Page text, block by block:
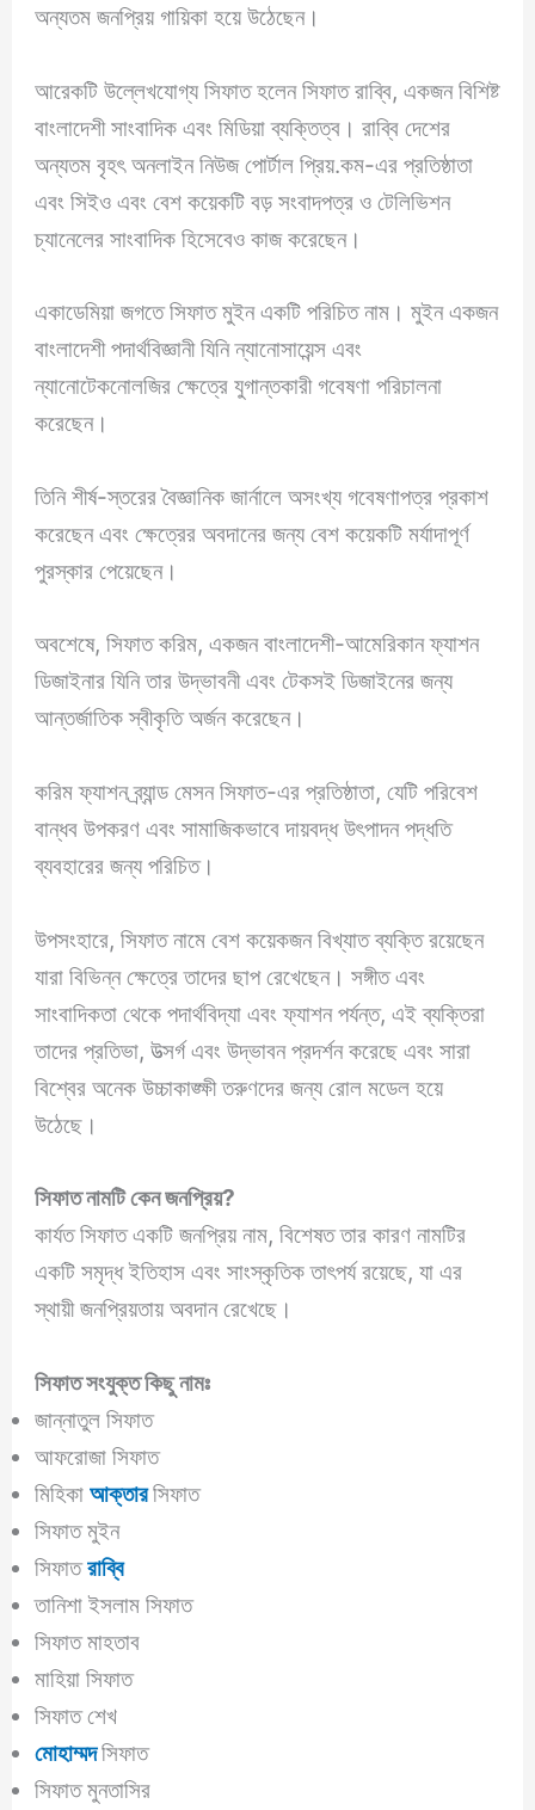
অন্যতম জনপ্রিয় গায়িকা হয়ে উঠেছেন।
আরেকটি উল্লেখযোগ্য সিফাত হলেন সিফাত রাব্বি, একজন বিশিষ্ট
বাংলাদেশী সাংবাদিক এবং মিডিয়া ব্যক্তিত্ব। রাব্বি দেশের
অন্যতম বৃহৎ অনলাইন নিউজ পোর্টাল প্রিয়.কম-এর প্রতিষ্ঠাতা
এবং সিইও এবং বেশ কয়েকটি বড় সংবাদপত্র ও টেলিভিশন
চ্যানেলের সাংবাদিক হিসেবেও কাজ করেছেন।
একাডেমিয়া জগতে সিফাত মুইন একটি পরিচিত নাম। মুইন একজন
বাংলাদেশী পদার্থবিজ্ঞানী যিনি ন্যানোসায়েন্স এবং
ন্যানোটেকনোলজির ক্ষেত্রে যুগান্তকারী গবেষণা পরিচালনা
করেছেন।
তিনি শীর্ষ-স্তরের বৈজ্ঞানিক জার্নালে অসংখ্য গবেষণাপত্র প্রকাশ
করেছেন এবং ক্ষেত্রের অবদানের জন্য বেশ কয়েকটি মর্যাদাপূর্ণ
পুরস্কার পেয়েছেন।
অবশেষে, সিফাত করিম, একজন বাংলাদেশী-আমেরিকান ফ্যাশন
ডিজাইনার যিনি তার উদ্ভাবনী এবং টেকসই ডিজাইনের জন্য
আন্তর্জাতিক স্বীকৃতি অর্জন করেছেন।
করিম ফ্যাশন ব্র্যান্ড মেসন সিফাত-এর প্রতিষ্ঠাতা, যেটি পরিবেশ
বান্ধব উপকরণ এবং সামাজিকভাবে দায়বদ্ধ উৎপাদন পদ্ধতি
ব্যবহারের জন্য পরিচিত।
উপসংহারে, সিফাত নামে বেশ কয়েকজন বিখ্যাত ব্যক্তি রয়েছেন
যারা বিভিন্ন ক্ষেত্রে তাদের ছাপ রেখেছেন। সঙ্গীত এবং
সাংবাদিকতা থেকে পদার্থবিদ্যা এবং ফ্যাশন পর্যন্ত, এই ব্যক্তিরা
তাদের প্রতিভা, উত্সর্গ এবং উদ্ভাবন প্রদর্শন করেছে এবং সারা
বিশ্বের অনেক উচ্চাকাঙ্ক্ষী তরুণদের জন্য রোল মডেল হয়ে
উঠেছে।
সিফাতনামটি কেন জনপ্রিয়?
কার্যত সিফাত একটি জনপ্রিয় নাম, বিশেষত তার কারণ নামটির
একটি সমৃদ্ধ ইতিহাস এবং সাংস্কৃতিক তাৎপর্য রয়েছে, যা এর
স্থায়ী জনপ্রিয়তায় অবদান রেখেছে।
সিফাতসংযুক্ত কিছু নামঃ
জান্নাতুল সিফাত
আফরোজা সিফাত
মিহিকাআক্তারসিফাত
সিফাত মুইন
সিফাতরাব্বি
তানিশা ইসলাম সিফাত
সিফাত মাহতাব
মাহিয়া সিফাত
সিফাত শেখ
মোহাম্মদসিফাত
সিফাত মুনতাসির